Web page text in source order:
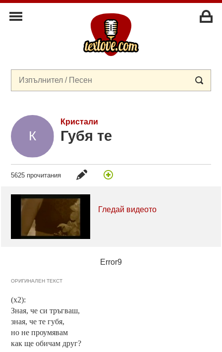
Кристали
Губя те
5625 прочитания
Гледай видеото
Error9
ОРИГИНАЛЕН ТЕКСТ
(х2):
Зная, че си тръгваш,
зная, че те губя,
но не проумявам
как ще обичам друг?